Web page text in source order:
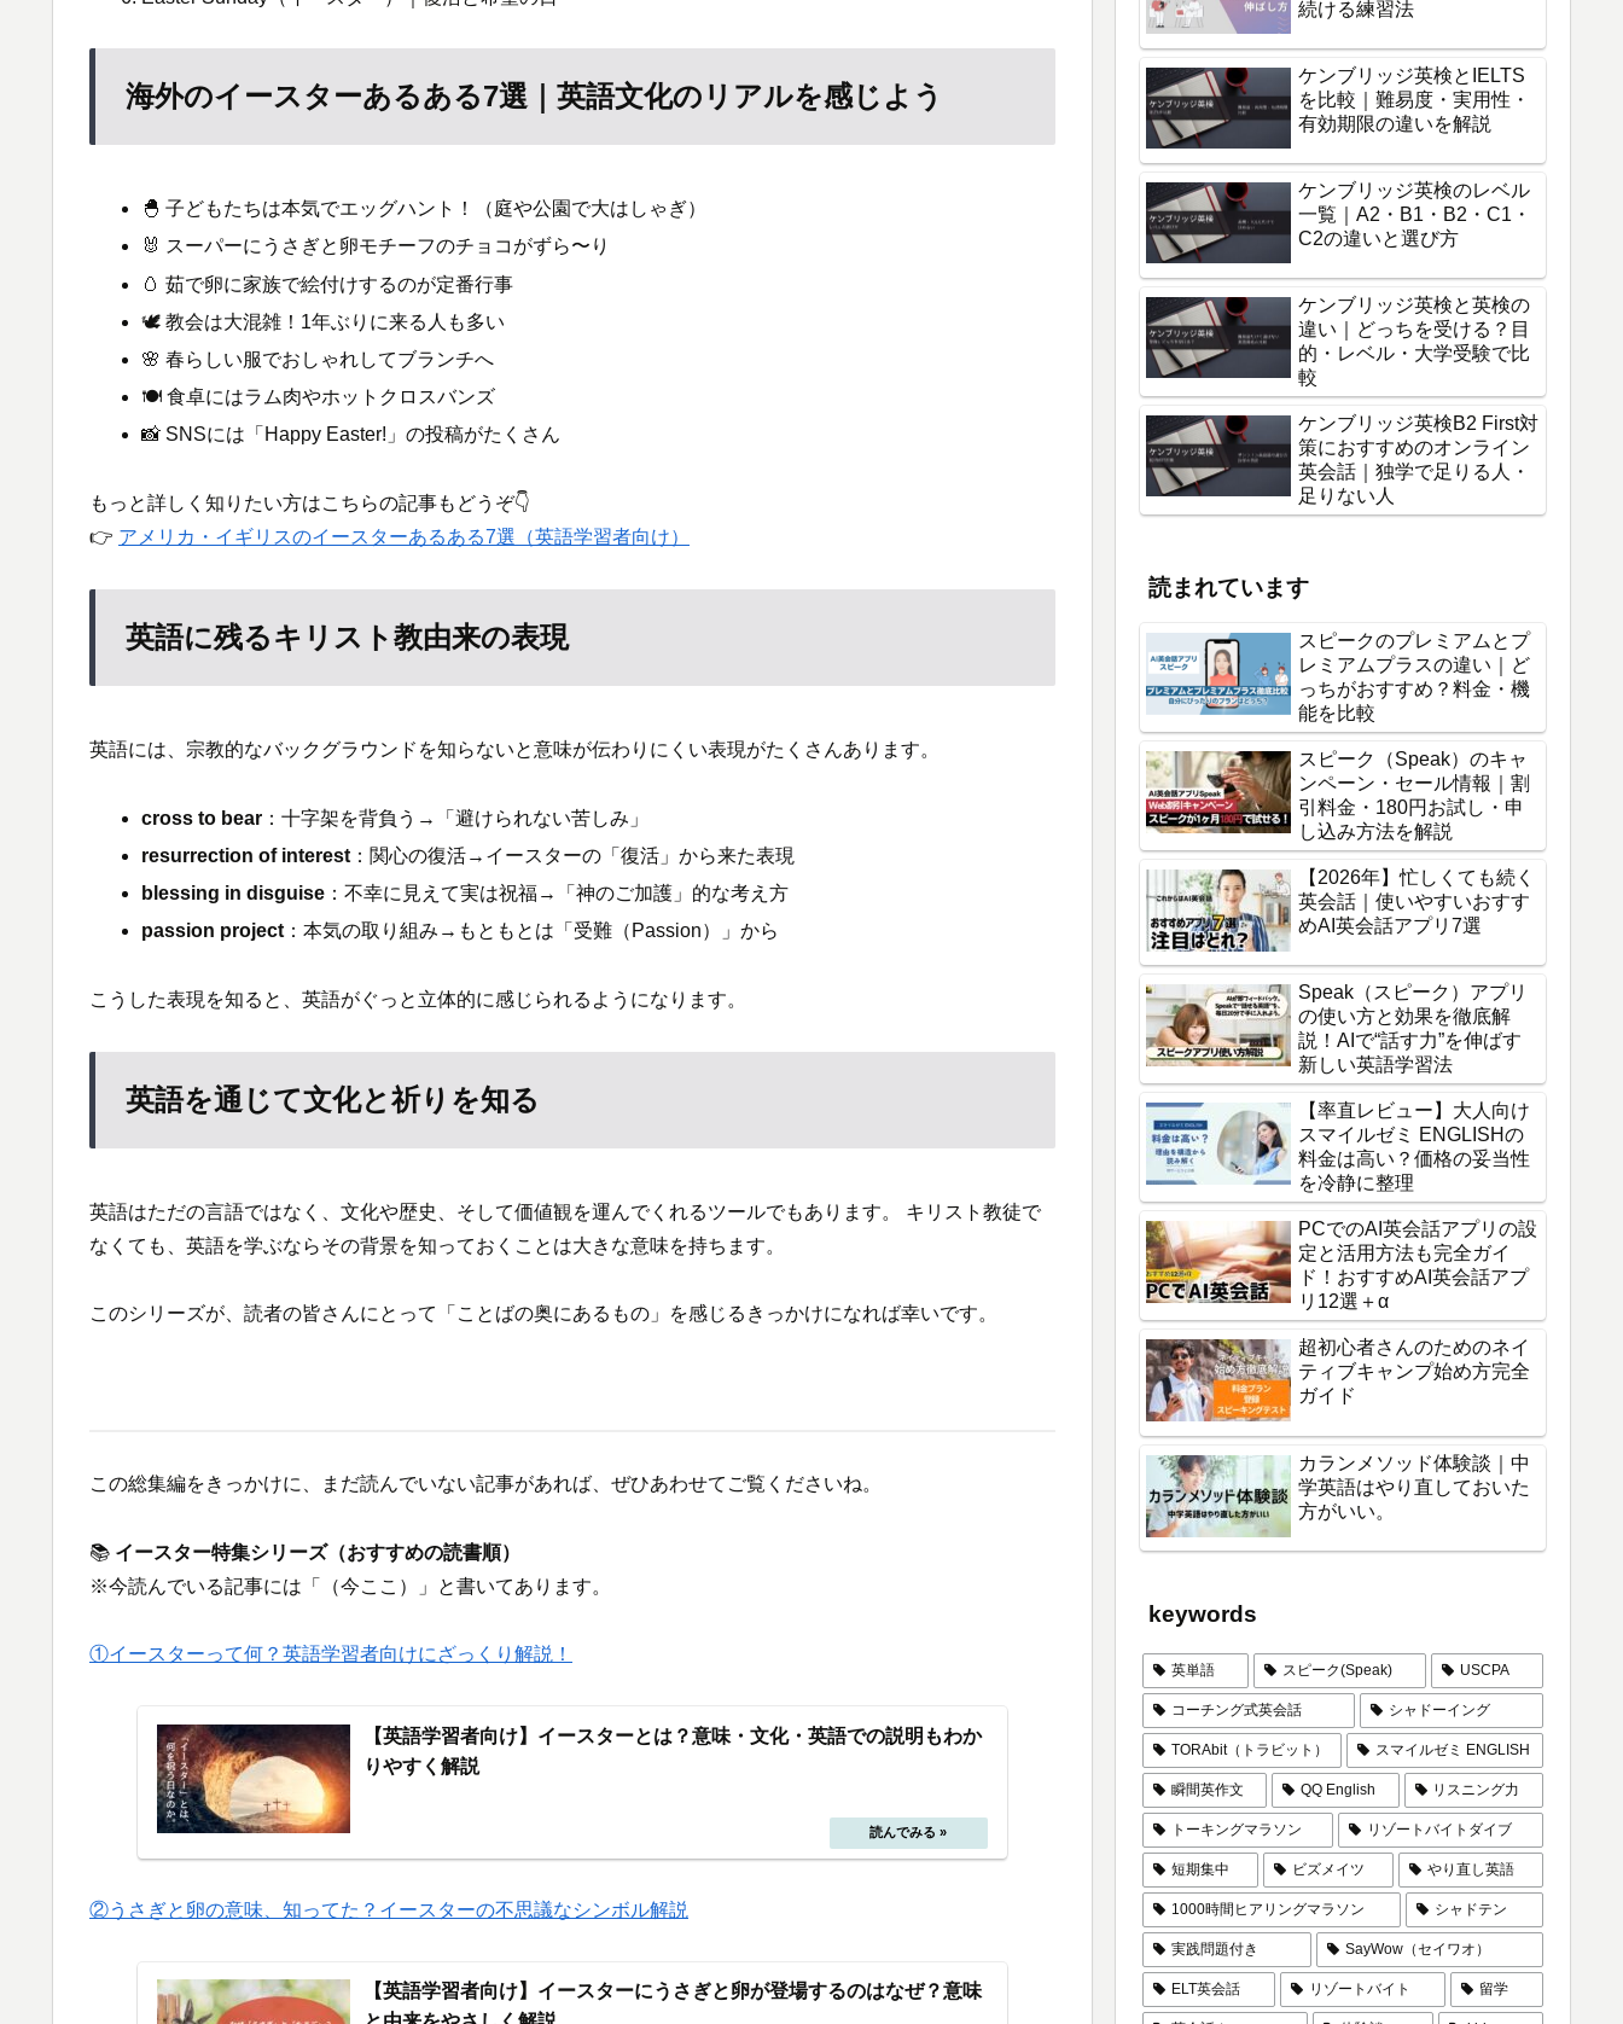
海外のイースターあるある7選｜英語文化のリアルを感じよう
🐣 子どもたちは本気でエッグハント！（庭や公園で大はしゃぎ）
🐰 スーパーにうさぎと卵モチーフのチョコがずら〜り
🥚 茹で卵に家族で絵付けするのが定番行事
🕊 教会は大混雑！1年ぶりに来る人も多い
🌸 春らしい服でおしゃれしてブランチへ
🍽 食卓にはラム肉やホットクロスバンズ
📸 SNSには「Happy Easter!」の投稿がたくさん
もっと詳しく知りたい方はこちらの記事もどうぞ👇
👉 アメリカ・イギリスのイースターあるある7選（英語学習者向け）
英語に残るキリスト教由来の表現
英語には、宗教的なバックグラウンドを知らないと意味が伝わりにくい表現がたくさんあります。
cross to bear ：十字架を背負う→「避けられない苦しみ」
resurrection of interest ：関心の復活→イースターの「復活」から来た表現
blessing in disguise ：不幸に見えて実は祝福→「神のご加護」的な考え方
passion project ：本気の取り組み→もともとは「受難（Passion）」から
こうした表現を知ると、英語がぐっと立体的に感じられるようになります。
英語を通じて文化と祈りを知る
英語はただの言語ではなく、文化や歴史、そして価値観を運んでくれるツールでもあります。 キリスト教徒で
なくても、英語を学ぶならその背景を知っておくことは大きな意味を持ちます。
このシリーズが、読者の皆さんにとって「ことばの奥にあるもの」を感じるきっかけになれば幸いです。
この総集編をきっかけに、まだ読んでいない記事があれば、ぜひあわせてご覧くださいね。
📚 イースター特集シリーズ（おすすめの読書順）
※今読んでいる記事には「（今ここ）」と書いてあります。
①イースターって何？英語学習者向けにざっくり解説！
【英語学習者向け】イースターとは？意味・文化・英語での説明もわか
りやすく解説
②うさぎと卵の意味、知ってた？イースターの不思議なシンボル解説
【英語学習者向け】イースターにうさぎと卵が登場するのはなぜ？意味
続ける練習法
ケンブリッジ英検とIELTS
を比較｜難易度・実用性・
有効期限の違いを解説
ケンブリッジ英検のレベル
一覧｜A2・B1・B2・C1・
C2の違いと選び方
ケンブリッジ英検と英検の
違い｜どっちを受ける？目
的・レベル・大学受験で比
較
ケンブリッジ英検B2 First対
策におすすめのオンライン
英会話｜独学で足りる人・
足りない人
読まれています
スピークのプレミアムとプ
レミアムプラスの違い｜ど
っちがおすすめ？料金・機
能を比較
スピーク（Speak）のキャ
ンペーン・セール情報｜割
引料金・180円お試し・申
し込み方法を解説
【2026年】忙しくても続く
英会話｜使いやすいおすす
めAI英会話アプリ7選
Speak（スピーク）アプリ
の使い方と効果を徹底解
説！AIで“話す力”を伸ばす
新しい英語学習法
【率直レビュー】大人向け
スマイルゼミ ENGLISHの
料金は高い？価格の妥当性
を冷静に整理
PCでのAI英会話アプリの設
定と活用方法も完全ガイ
ド！おすすめAI英会話アプ
リ12選＋α
超初心者さんのためのネイ
ティブキャンプ始め方完全
ガイド
カランメソッド体験談｜中
学英語はやり直しておいた
方がいい。
keywords
英単語 スピーク(Speak) USCPA
コーチング式英会話 シャドーイング
TORAbit（トラビット） スマイルゼミ ENGLISH
瞬間英作文 QQ English リスニング力
トーキングマラソン リゾートバイトダイブ
短期集中 ビズメイツ やり直し英語
1000時間ヒアリングマラソン シャドテン
実践問題付き SayWow（セイワオ）
ELT英会話 リゾートバイト 留学